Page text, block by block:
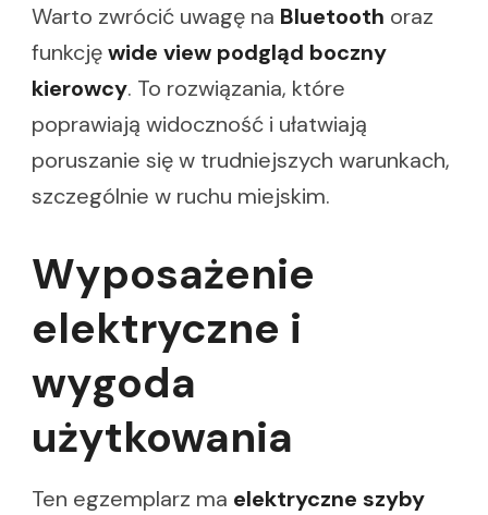
Warto zwrócić uwagę na Bluetooth oraz
funkcjęwide view podgląd boczny
kierowcy. To rozwiązania, które
poprawiają widoczność i ułatwiają
poruszanie się w trudniejszych warunkach,
szczególnie w ruchu miejskim.
Wyposażenie
elektryczne i
wygoda
użytkowania
Ten egzemplarz ma elektryczne szyby